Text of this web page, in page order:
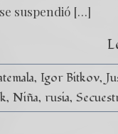
suspendió […]
Igor Bitkov
Niña rusia